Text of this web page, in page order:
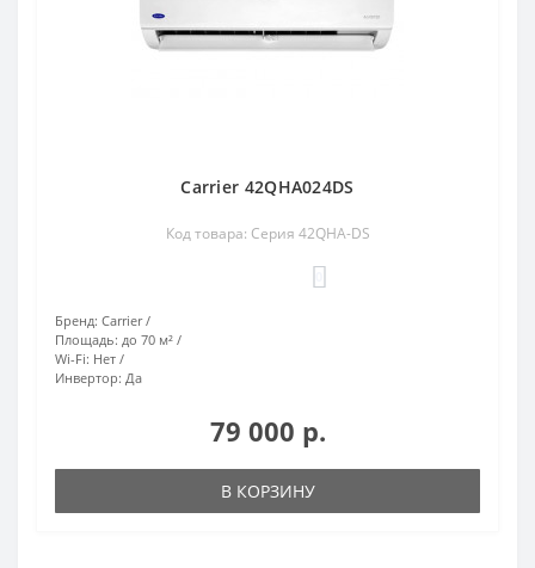
Carrier 42QHA024DS
Код товара: Серия 42QHA-DS
Бренд: Carrier
Площадь: до 70 м²
Wi-Fi: Нет
Инвертор: Да
79 000 р.
В КОРЗИНУ